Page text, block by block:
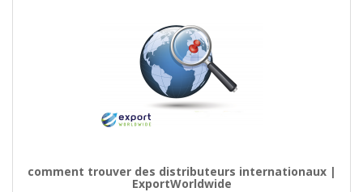
comment trouver des distributeurs internationaux |
ExportWorldwide